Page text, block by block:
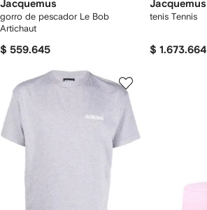
Jacquemus
gorro de pescador Le Bob
Artichaut
$ 559.645
Jacquemus
tenis Tennis
$ 1.673.664